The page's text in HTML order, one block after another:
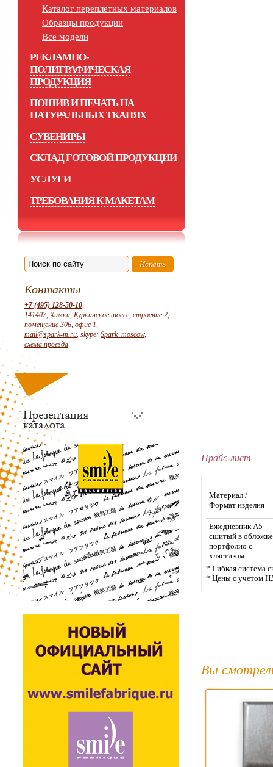
Каталог переплетных материалов
Образцы продукции
Все модели
РЕКЛАМНО-
ПОЛИГРАФИЧЕСКАЯ
ПРОДУКЦИЯ
ПОШИВ И ПЕЧАТЬ НА
НАТУРАЛЬНЫХ ТКАНЯХ
СУВЕНИРЫ
СКЛАД ГОТОВОЙ ПРОДУКЦИИ
УСЛУГИ
ТРЕБОВАНИЯ К МАКЕТАМ
Контакты
+7 (495) 128-50-10,
141407, Химки, Куркинское шоссе, строение 2,
помещение 306, офис 1,
mail@spark-m.ru, skype: Spark_moscow,
схема проезда
Прайс-лист
Материал /
Формат изделия
Ежедневник А5
сшитый в
портфолио с
хлястиком
* Гибкая система
* Цены с учетом
Вы